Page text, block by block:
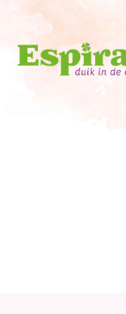
Doorgaan
inhoud